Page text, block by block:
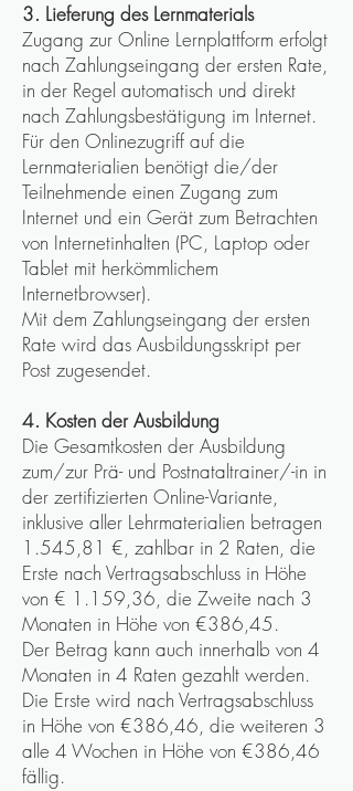
3. Lieferung des Lernmaterials
Zugang zur Online Lernplattform erfolgt
nach Zahlungseingang der ersten Rate,
in der Regel automatisch und direkt
nach Zahlungsbestätigung im Internet.
Für den Onlinezugriff auf die
Lernmaterialien benötigt die/der
Teilnehmende einen Zugang zum
Internet und ein Gerät zum Betrachten
von Internetinhalten (PC, Laptop oder
Tablet mit herkömmlichem
Internetbrowser).
Mit dem Zahlungseingang der ersten
Rate wird das Ausbildungsskript per
Post zugesendet.
4. Kosten der Ausbildung
Die Gesamtkosten der Ausbildung
zum/zur Prä- und Postnataltrainer/-in in
der zertifizierten Online-Variante,
inklusive aller Lehrmaterialien betragen
1.545,81 €, zahlbar in 2 Raten, die
Erste nach Vertragsabschluss in Höhe
von € 1.159,36, die Zweite nach 3
Monaten in Höhe von €386,45.
Der Betrag kann auch innerhalb von 4
Monaten in 4 Raten gezahlt werden.
Die Erste wird nach Vertragsabschluss
in Höhe von €386,46, die weiteren 3
alle 4 Wochen in Höhe von €386,46
fällig.